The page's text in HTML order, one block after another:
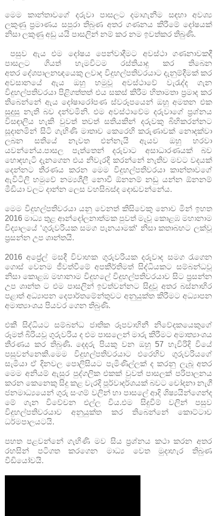
මෙම කාන්තාවගේ දරුවා පාසලට දමාගැනීම සඳහා අවශ්‍ය
ලකුණු ප්‍රමාණය සපුරා තිබුණ අතර ගණනය කිරීමේ දෝෂයක්
නිසා ලකුණු අඩු යයි පාසලින් නම් කර නම ඉවත්කර තිබුණි.
පසුව ඇය එම දෝෂය පෙන්වාදීමට අවස්ථා ගණනාවකදී
පාසලට ගියත් හැමවිටම රස්තියාදු කර තිබෙන
අතරදේශපාලනඥයෙකු ලවාද විදුහල්පතිවරයාට දැනුම්දීමක් කර
අවසානයේ ඇය ඔහු හමුවූ අවස්ථාවේ වැරැද්ද ගැන
විදුහල්පතිවරයා පිළිගත්තත් එය සකස් කිරීම හිතාමතා ප්‍රමාද කර
තිබෙන්නේ ඇය දෝෂාරෝපණ ස්වරූපයෙන් ඔහු අමතන එක
සුදුසු නැති බව දන්වමිනි. එම අවස්ථාවේම දරුවාගේ ප්‍රශ්නය
විසඳාලිය හැකි වුවත් තවත් සතියකින් දරුවකු බිහිකරන්නට
සූදානමින් සිටි ගැභිණි මාතාව කෙරෙහි කරුණාවක් නොදක්වා
ලබන සතියේ නැවත එන්නැයි ඇයව ඔහු හරවා
යවන්නේය.පාසල පැත්තෙන් දරුවාට අසාධාරණයක් බව
හොඳහැටි දැනගෙන එය නිවැරදි කරන්නේ නැතිව මවට වදයක්
දෙන්නට තීරණය කරන මෙම විදුහල්පතිවරයා කාන්තාවගේ
ඇවිටිලි හමුවේ නම්‍යශීලී නොවී ඕනනම් නඩු යන්න ඕනනම්
මීඩියා වලට දාන්න ලෙස වහසිබස්ද දොඩවන්නේය.
මෙම විදුහල්පතිවරයා යනු වෙනත් කිසිවෙකු නොව මින් ඉහත
2016 මාධ්‍ය තුළ ආන්දෝලනාත්මක පුවත් මැවූ කොළඹ මහානාම
විද්‍යාලයේ ‘ගුරුවරියක සමග පැනයාමක්‘ නිසා කතාබහට ලක්වූ
ප්‍රසන්න උප ශාන්තයි.
2016 අප්‍රේල් මසදී විවාහක ගුරුවරියක දරුවාද සමග රැගෙන
ගොස් වෙනම ජීවත්වීමේ අපකීර්තිමත් සිද්ධියකට සම්බන්ධවූ
නිසා කොළඹ මහානාම විදුහලේ විදුහල්පතිවරයාව සිට ප‍්‍රසන්න
උප ශාන්ත ට එම පාසලින් ඉවත්වන්නට සිදුවූ අතර බස්නාහිර
පළාත් අධ්‍යාපන දෙපාර්තමේන්තුවට අනුයුක්ත කිරීමට අධ්‍යාපන
අමාත්‍යාංශය පියවර ගෙන තිබුණි.
එකී සිද්ධියට සම්බන්ධ ජාතික රූපවාහිනී නිවේදකයෙකුගේ
රූමත් බිරියවූ ගුරුවරිය ද එම පාසලෙන් මාරු කිරීමට අමාත්‍යාංශය
තීරණය කර තිබුණි. දෙදරු පියකු වන ඔහු 57 හැවිරිදි වියේ
පසුවන්නෙකි.මෙම විදුහල්පතිවරයාට එරෙහිව ගුරුවරියගේ
සැමියා ඒ දිනවල පොලිසියට පැමිණිල්ලක් ද කරනු ලැබූ අතර
මෙම අනියම් ඇසුර පුද්ගලික එකක් වුවත් පාසලක් පරිපාලනය
කරන කෙනෙකු සිදු කළ වැරදි පූර්වාදර්ශයක් බවට චෝදනා නැගී
ජනමාධ්‍යයෙන් ගුරු සංගම් වලින් හා පාසලේ ආදි ශිෂ්‍යයින්ගෙන්ද
මේ ගැන විවේචන එල්ල විය.එම සිදුවීම් වලින් පසුව
විදුහල්පතිවරයාව අනුයුක්ත කර තිබෙන්නේ කොට්ටාව
ධර්මපාලයටයි.
පහත පළවන්නේ ගැභිණි මව සිය ප්‍රශ්නය කථා කරන අතර
රහසින් පටිගත කරගෙන මාධ්‍ය වෙත මුදාහැර තිබුණ
වීඩියෝවයි.